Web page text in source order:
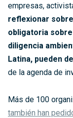
empresas,
reflexionar
obligatoria
diligencia
Latina, pueden
de la agenda de
Más de 100
también han